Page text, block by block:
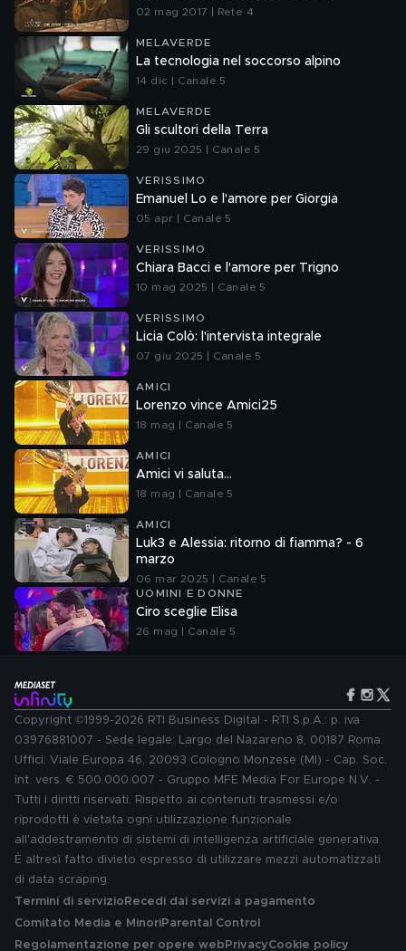
02 mag 2017 | Rete 4
MELAVERDE
La tecnologia nel soccorso alpino
14 dic | Canale 5
MELAVERDE
Gli scultori della Terra
29 giu 2025 | Canale 5
VERISSIMO
Emanuel Lo e l'amore per Giorgia
05 apr | Canale 5
VERISSIMO
Chiara Bacci e l'amore per Trigno
10 mag 2025 | Canale 5
VERISSIMO
Licia Colò: l'intervista integrale
07 giu 2025 | Canale 5
AMICI
Lorenzo vince Amici25
18 mag | Canale 5
AMICI
Amici vi saluta...
18 mag | Canale 5
AMICI
Luk3 e Alessia: ritorno di fiamma? - 6
marzo
06 mar 2025 | Canale 5
UOMINI E DONNE
Ciro sceglie Elisa
26 mag | Canale 5
Copyright ©1999-2026 RTI Business Digital - RTI S.p.A.: p. iva
03976881007 - Sede legale: Largo del Nazareno 8, 00187 Roma.
Uffici: Viale Europa 46, 20093 Cologno Monzese (MI) - Cap. Soc.
int. vers. € 500.000.007 - Gruppo MFE Media For Europe N.V. -
Tutti i diritti riservati. Rispetto ai contenuti trasmessi e/o
riprodotti è vietata ogni utilizzazione funzionale
all'addestramento di sistemi di intelligenza artificiale generativa.
È altresì fatto divieto espresso di utilizzare mezzi automatizzati
di data scraping.
Termini di servizio Recedi dai servizi a pagamento
Comitato Media e MinoriParental Control
Regolamentazione per opere web PrivacyCookie policy